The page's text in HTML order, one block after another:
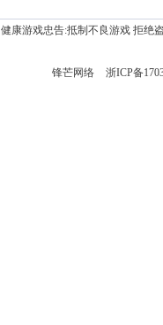
健康游戏忠告:抵制不良游戏 拒绝
锋芒网络 浙ICP备